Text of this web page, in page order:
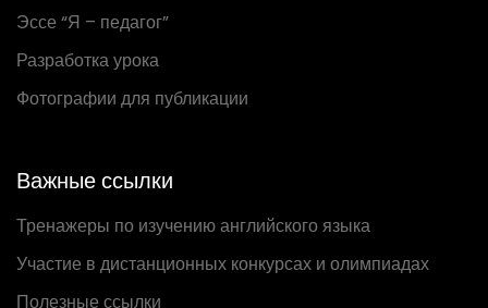
Эссе “Я – педагог”
Разработка урока
Фотографии для публикации
Важные ссылки
Тренажеры по изучению английского языка
Участие в дистанционных конкурсах и олимпиадах
Полезные ссылки